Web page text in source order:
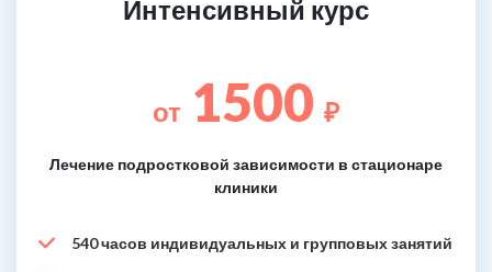
Интенсивный курс
от 1500 ₽
Лечение подростковой зависимости в стационаре
клиники
540 часов индивидуальных и групповых занятий